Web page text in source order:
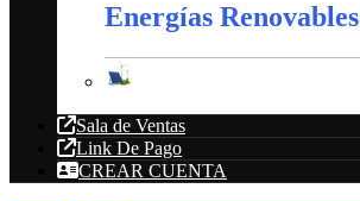
Energías Renovables
Sala de Ventas
Link De Pago
CREAR CUENTA